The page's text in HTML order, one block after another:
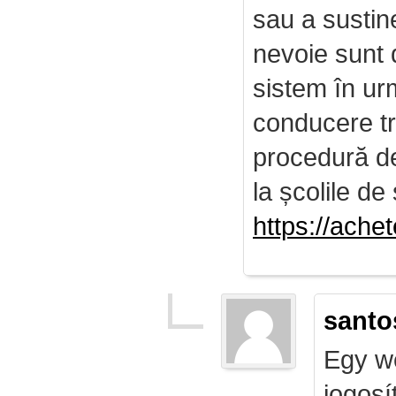
sau a
nevoie sunt
sistem în
conducere
procedură
la școlile de
https://
Egy